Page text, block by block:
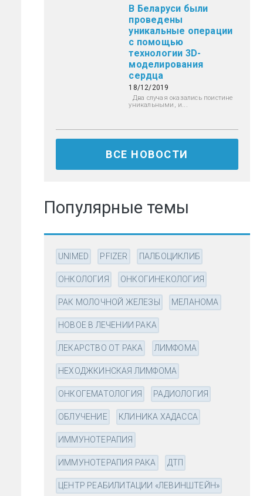
В Беларуси были
проведены
уникальные операции
с помощью
технологии 3D-
моделирования
сердца
18/12/2019
Два случая оказались поистине
уникальными, и...
ВСЕ НОВОСТИ
Популярные темы
UNIMED PFIZER ПАЛБОЦИКЛИБ
ОНКОЛОГИЯ ОНКОГИНЕКОЛОГИЯ
РАК МОЛОЧНОЙ ЖЕЛЕЗЫ МЕЛАНОМА
НОВОЕ В ЛЕЧЕНИИ РАКА
ЛЕКАРСТВО ОТ РАКА ЛИМФОМА
НЕХОДЖКИНСКАЯ ЛИМФОМА
ОНКОГЕМАТОЛОГИЯ РАДИОЛОГИЯ
ОБЛУЧЕНИЕ КЛИНИКА ХАДАССА
ИММУНОТЕРАПИЯ
ИММУНОТЕРАПИЯ РАКА ДТП
ЦЕНТР РЕАБИЛИТАЦИИ «ЛЕВИНШТЕЙН»